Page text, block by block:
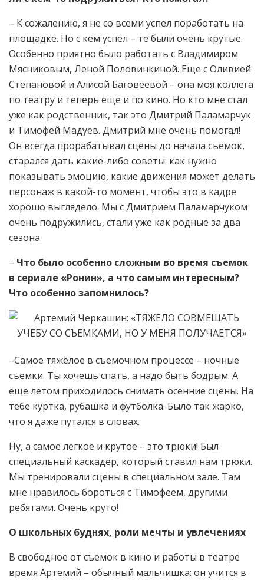
– К сожалению, я не со всеми успел поработать на
площадке. Но с кем успел – те были очень крутые.
Особенно приятно было работать с Владимиром
Мясниковым, Леной Половинкиной. Еще с Оливией
Степановой и Алисой Баговеевой – она моя коллега
по театру и теперь еще и по кино. Но кто мне стал
уже как родственник, так это Дмитрий Паламарчук
и Тимофей Мадуев. Дмитрий мне очень помогал!
Он всегда прорабатывал сцены до начала съемок,
старался дать какие-либо советы: как нужно
показывать эмоцию, какие движения может делать
персонаж в какой-то момент, чтобы это в кадре
хорошо выглядело. Мы с Дмитрием Паламарчуком
очень подружились, стали уже как родные за два
сезона.
– Что было особенно сложным во время съемок
в сериале «Ронин», а что самым интересным?
Что особенно запомнилось?
–Самое тяжёлое в съемочном процессе – ночные
съемки. Ты хочешь спать, а надо быть бодрым. А
еще летом приходилось снимать осенние сцены. На
тебе куртка, рубашка и футболка. Было так жарко,
что я даже путался в словах.
Ну, а самое легкое и крутое – это трюки! Был
специальный каскадер, который ставил нам трюки.
Мы тренировали сцены в специальном зале. Там
мне нравилось бороться с Тимофеем, другими
ребятами. Очень круто!
О школьных буднях, роли мечты и увлечениях
В свободное от съемок в кино и работы в театре
время Артемий – обычный мальчишка: он учится в